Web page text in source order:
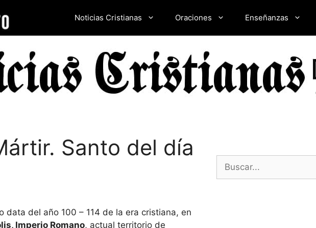
Noticias Cristianas Oraciones Enseñanzas
Santo del día
data del año 100 – 114 de la era cristiana, en
Imperio Romano, actual territorio de